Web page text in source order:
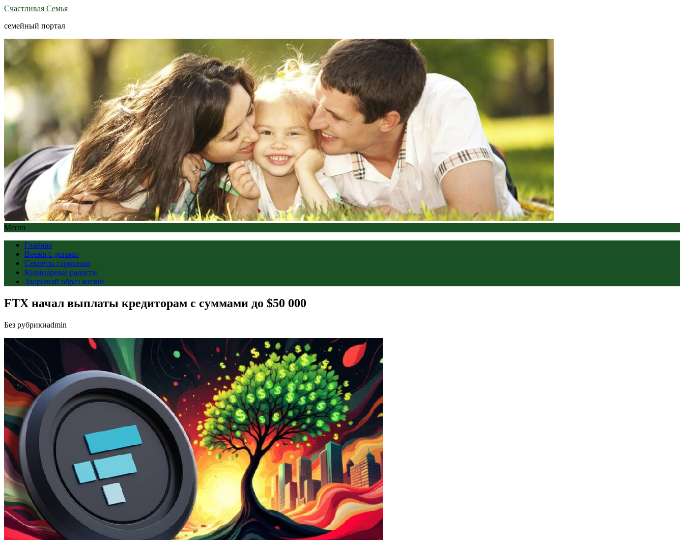
Счастливая Семья
семейный портал
Меню
Главная
Время с детьми
Секреты гармонии
Кулинарные радости
Здоровый образ жизни
FTX начал выплаты кредиторам с суммами до $50 000
Без рубрикиadmin